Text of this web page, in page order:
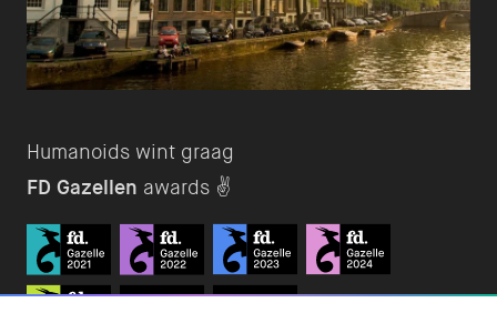
FD Gazellen awards ✌️